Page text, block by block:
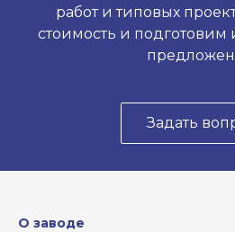
работ и типовых
стоимость и
Задать
О заводе